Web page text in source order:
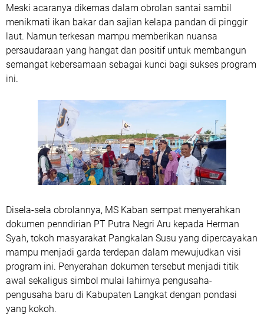
Meski acaranya dikemas dalam obrolan santai sambil
menikmati ikan bakar dan sajian kelapa pandan di pinggir
laut. Namun terkesan mampu memberikan nuansa
persaudaraan yang hangat dan positif untuk membangun
semangat kebersamaan sebagai kunci bagi sukses program
ini.
Disela-sela obrolannya, MS Kaban sempat menyerahkan
dokumen penndirian PT Putra Negri Aru kepada Herman
Syah, tokoh masyarakat Pangkalan Susu yang dipercayakan
mampu menjadi garda terdepan dalam mewujudkan visi
program ini. Penyerahan dokumen tersebut menjadi titik
awal sekaligus simbol mulai lahirnya pengusaha-
pengusaha baru di Kabupaten Langkat dengan pondasi
yang kokoh.